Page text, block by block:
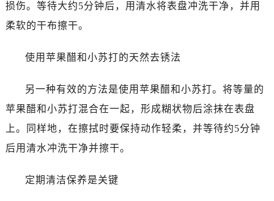
损伤。等待大约5分钟后，用清水将表盘冲洗干净，并用
柔软的干布擦干。
使用苹果醋和小苏打的天然去锈法
另一种有效的方法是使用苹果醋和小苏打。将等量的
苹果醋和小苏打混合在一起，形成糊状物后涂抹在表盘
上。同样地，在擦拭时要保持动作轻柔，并等待约5分钟
后用清水冲洗干净并擦干。
定期清洁保养是关键